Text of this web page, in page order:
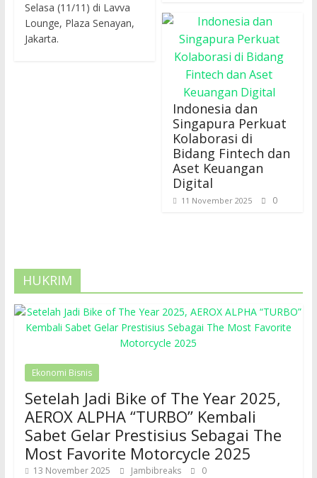
Selasa (11/11) di Lavva
Lounge, Plaza Senayan,
Jakarta.
Indonesia dan
Singapura Perkuat
Kolaborasi di
Bidang Fintech dan
Aset Keuangan
Digital
11 November 2025 0
HUKRIM
Ekonomi Bisnis
Setelah Jadi Bike of The Year 2025,
AEROX ALPHA “TURBO” Kembali
Sabet Gelar Prestisius Sebagai The
Most Favorite Motorcycle 2025
13 November 2025 Jambibreaks 0